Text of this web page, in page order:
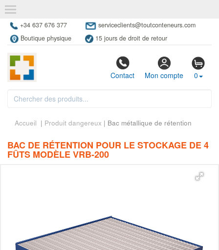
+34 637 676 377
serviceclients@toutconteneurs.com
Boutique physique
15 jours de droit de retour
Contact Mon compte 0
Accueil | Produit dangereux | Bac métallique de rétention
BAC DE RÉTENTION POUR LE STOCKAGE DE 4
FÛTS MODÈLE VRB-200